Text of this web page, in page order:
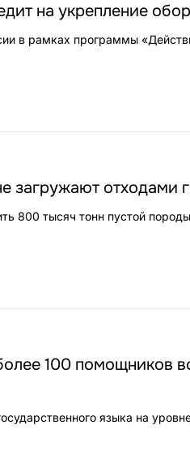
на укрепление
в рамках программы
загружают отходами
800 тысяч тонн пустой
100 помощников
языка на